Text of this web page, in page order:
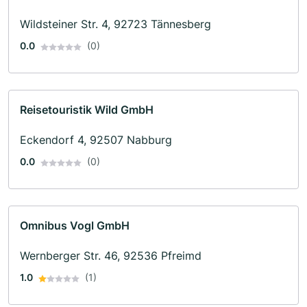
Wildsteiner Str. 4, 92723 Tännesberg
0.0 (0)
Reisetouristik Wild GmbH
Eckendorf 4, 92507 Nabburg
0.0 (0)
Omnibus Vogl GmbH
Wernberger Str. 46, 92536 Pfreimd
1.0 (1)